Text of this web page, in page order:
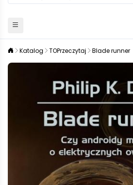
Katalog TOPrzeczytaj Blade runner